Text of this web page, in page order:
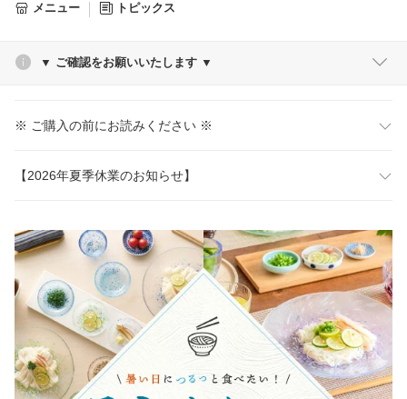
メニュー トピックス
▼ ご確認をお願いいたします ▼
※ ご購入の前にお読みください ※
【2026年夏季休業のお知らせ】